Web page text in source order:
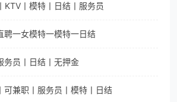
KTV丨模特丨日结丨服务员
聘一女模特一模特一日结
务员丨日结丨无押金
可兼职丨服务员丨模特丨日结